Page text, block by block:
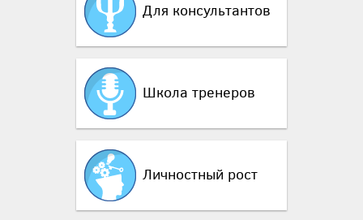
Для консультантов
Школа тренеров
Личностный рост